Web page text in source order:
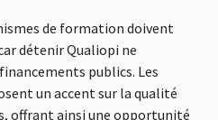
de formation doivent
détenir Qualiopi ne
publics. Les
un accent sur la qualité
offrant ainsi une opportunité